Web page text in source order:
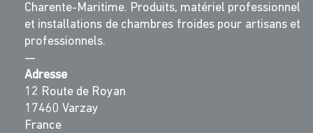
Charente-Maritime. Produits, matériel professionnel
et installations de chambres froides pour artisans et
professionnels.
—
Adresse
12 Route de Royan
17460 Varzay
France